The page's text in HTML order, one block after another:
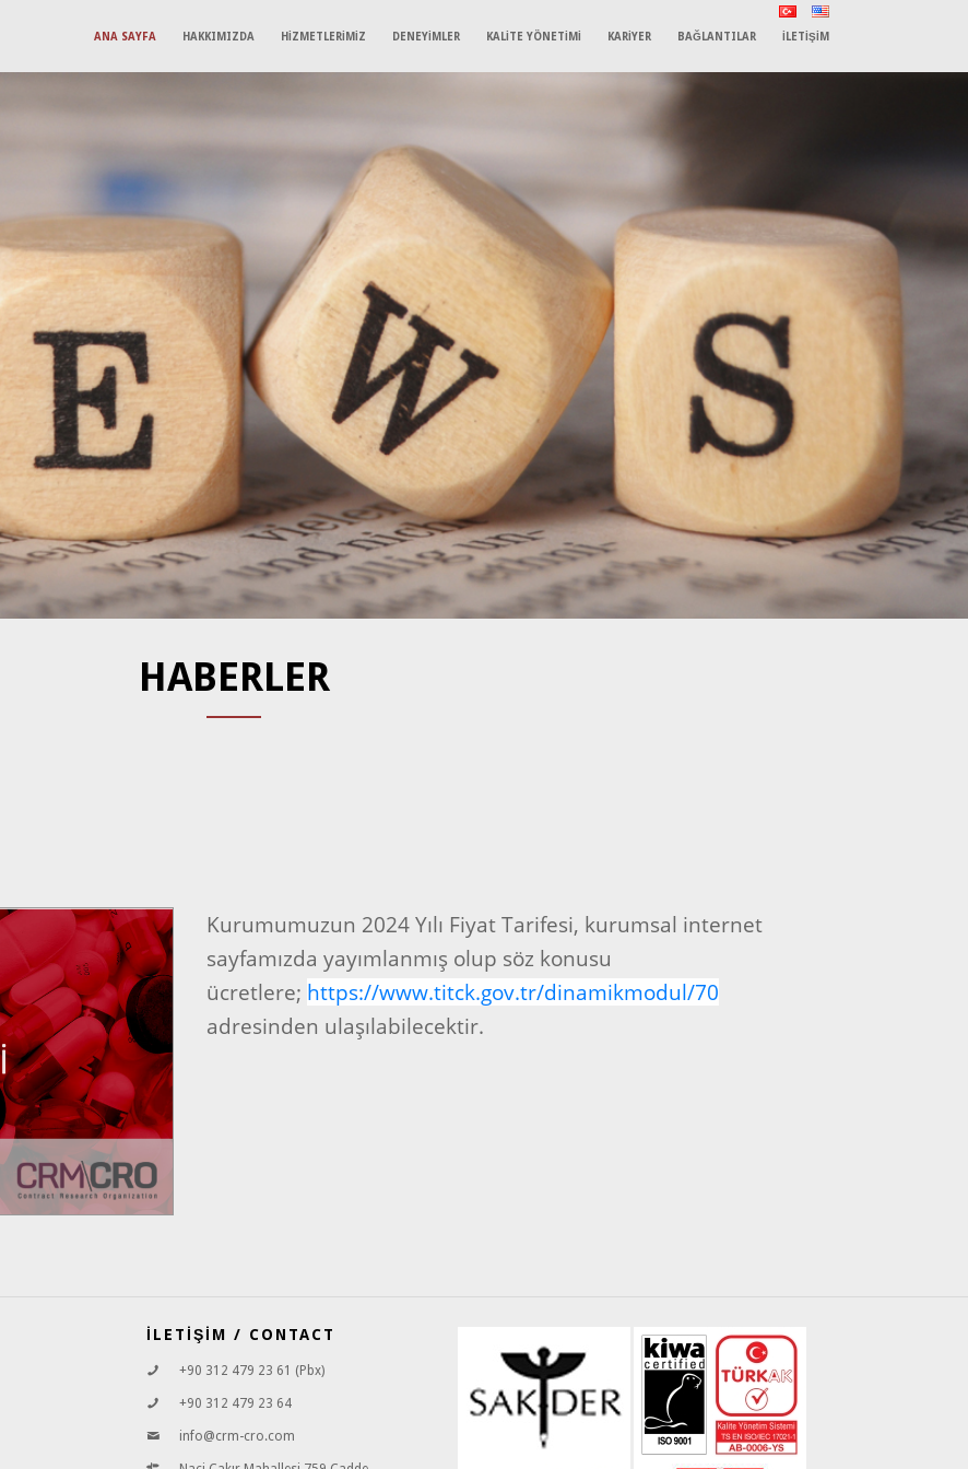
ANA SAYFA HAKKIMIZDA HİZMETLERİMİZ DENEYİMLER KALİTE YÖNETİMİ KARİYER BAĞLANTILAR İLETİŞİM
HABERLER
Kurumumuzun 2024 Yılı Fiyat Tarifesi, kurumsal internet
sayfamızda yayımlanmış olup söz konusu
ücretlere; https://www.titck.gov.tr/dinamikmodul/70
adresinden ulaşılabilecektir.
İLETİŞİM / CONTACT
+90 312 479 23 61 (Pbx)
+90 312 479 23 64
info@crm-cro.com